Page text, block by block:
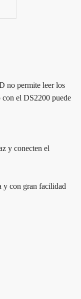
no permite leer los
con el DS2200 puede
y conecten el
y con gran facilidad